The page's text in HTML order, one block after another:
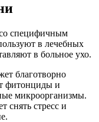
специфичным
в лечебных
в больное ухо.
благотворно
фитонциды и
микроорганизмы.
снять стресс и